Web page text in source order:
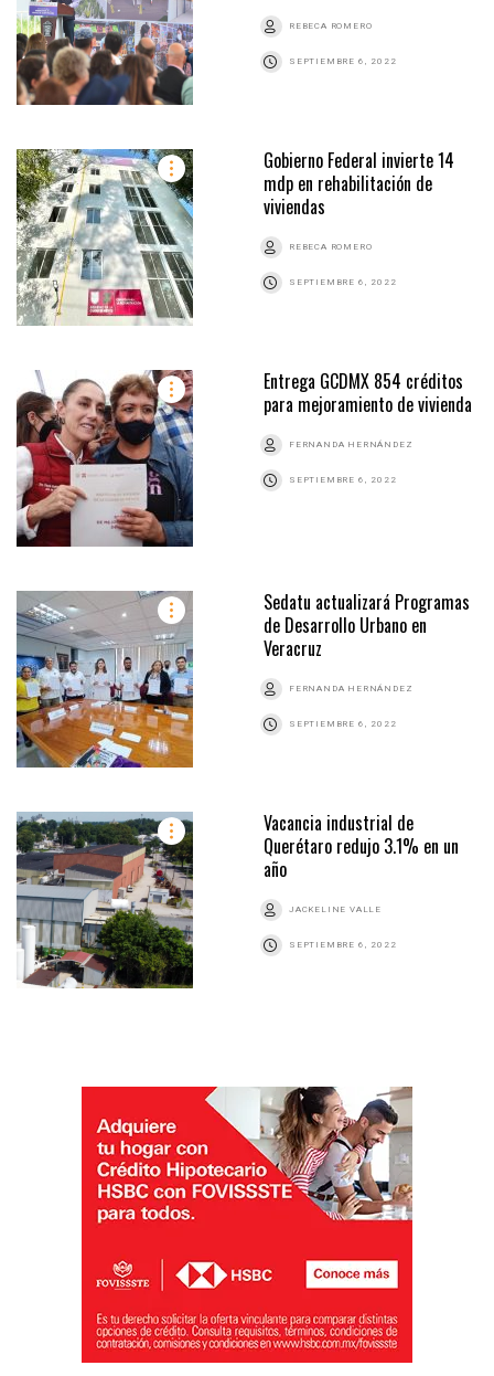
REBECA ROMERO
SEPTIEMBRE 6, 2022
Gobierno Federal invierte 14
mdp en rehabilitación de
viviendas
REBECA ROMERO
SEPTIEMBRE 6, 2022
Entrega GCDMX 854 créditos
para mejoramiento de vivienda
FERNANDA HERNÁNDEZ
SEPTIEMBRE 6, 2022
Sedatu actualizará Programas
de Desarrollo Urbano en
Veracruz
FERNANDA HERNÁNDEZ
SEPTIEMBRE 6, 2022
Vacancia industrial de
Querétaro redujo 3.1% en un
año
JACKELINE VALLE
SEPTIEMBRE 6, 2022